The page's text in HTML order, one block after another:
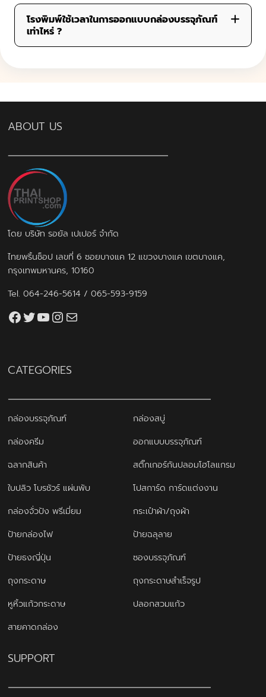
โรงพิมพ์ใช้เวลาในการออกแบบกล่องบรรจุภัณฑ์
เท่าไหร่ ?
ABOUT US
โดย บริษัท รอยัล เปเปอร์ จำกัด
ไทยพริ้นช็อป เลขที่ 6 ซอยบางแค 12 แขวงบางแค เขตบางแค,
กรุงเทพมหานคร, 10160
Tel.064-246-5614 /065-593-9159
Facebook
Twitter
YouTube
Instagram
thaiprintshop.aw@gmail.com
CATEGORIES
กล่องบรรจุภัณฑ์
กล่องสบู่
กล่องครีม
ออกแบบบรรจุภัณฑ์
ฉลากสินค้า
สติ๊กเกอร์กันปลอมโฮโลแกรม
ใบปลิว โบรชัวร์ แผ่นพับ
โปสการ์ด การ์ดแต่งงาน
กล่องจั่วปัง พรีเมี่ยม
กระเป๋าผ้า/ถุงผ้า
ป้ายกล่องไฟ
ป้ายฉลุลาย
ป้ายธงญี่ปุ่น
ซองบรรจุภัณฑ์
ถุงกระดาษ
ถุงกระดาษสำเร็จรูป
หูหิ้วแก้วกระดาษ
ปลอกสวมแก้ว
สายคาดกล่อง
SUPPORT